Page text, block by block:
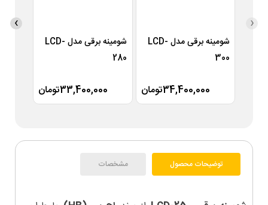
شومینه برقی مدل LCD-
300
34,400,000تومان
شومینه برقی مدل LCD-
280
33,400,000تومان
‹
›
توضیحات محصول مشخصات